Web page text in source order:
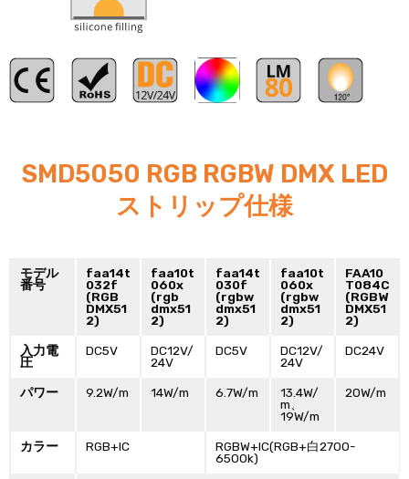
RGB
SMD5050 RGB RGBW DMX LED
ストリップ仕様
モデル
番号
faa14t
032f
(RGB
DMX51
2)
faa10t
060x
(rgb
dmx51
2)
faa14t
030f
(rgbw
dmx51
2)
faa10t
060x
(rgbw
dmx51
2)
FAA10
T084C
(RGBW
DMX51
2)
入力電
圧
DC5V
DC12V/
24V
DC5V
DC12V/
24V
DC24V
パワー 9.2W/m 14W/m 6.7W/m
13.4W/
m、
19W/m
20W/m
カラー RGB+IC
RGBW+IC(RGB+白2700-
6500k)